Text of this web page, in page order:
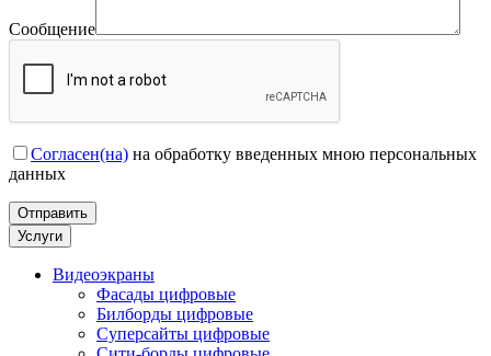
Сообщение
Согласен(на) на обработку введенных мною персональных
данных
Услуги
Видеоэкраны
Фасады цифровые
Билборды цифровые
Суперсайты цифровые